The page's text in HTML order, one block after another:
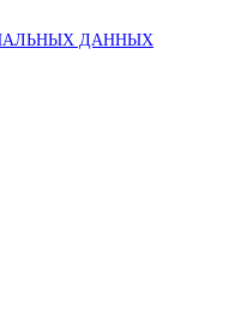
ДАННЫХ